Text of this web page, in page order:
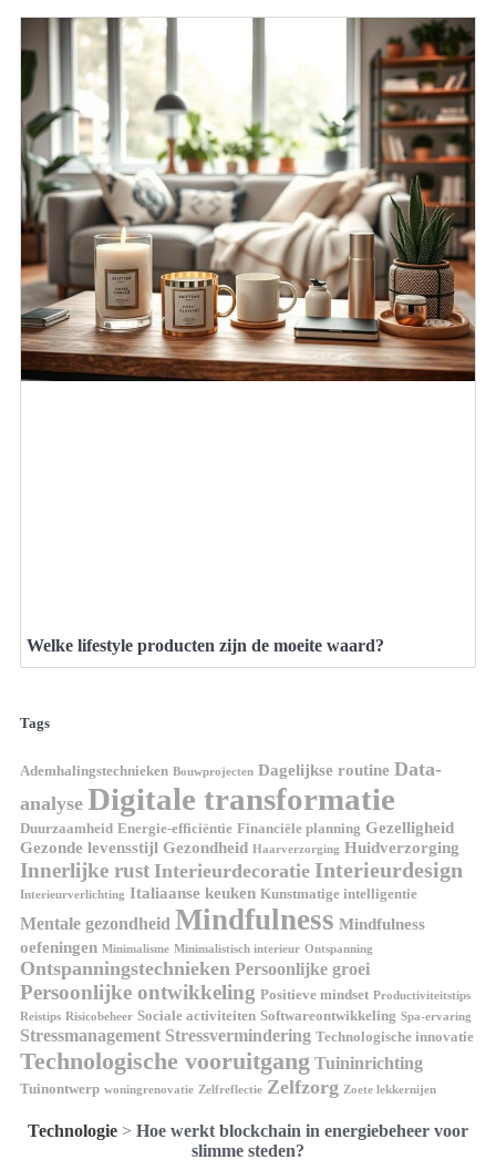
Welke lifestyle producten zijn de moeite waard?
Tags
Ademhalingstechnieken Bouwprojecten Dagelijkse routine Data-
analyse Digitale transformatie
Duurzaamheid Energie-efficiëntie Financiële planning Gezelligheid
Gezonde levensstijl Gezondheid Haarverzorging Huidverzorging
Innerlijke rust Interieurdecoratie Interieurdesign
Interieurverlichting Italiaanse keuken Kunstmatige intelligentie
Mentale gezondheid Mindfulness Mindfulness
oefeningen Minimalisme Minimalistisch interieur Ontspanning
Ontspanningstechnieken Persoonlijke groei
Persoonlijke ontwikkeling Positieve mindset Productiviteitstips
Reistips Risicobeheer Sociale activiteiten Softwareontwikkeling Spa-ervaring
Stressmanagement Stressvermindering Technologische innovatie
Technologische vooruitgang Tuininrichting
Tuinontwerp woningrenovatie Zelfreflectie Zelfzorg Zoete lekkernijen
Technologie > Hoe werkt blockchain in energiebeheer voor
slimme steden?